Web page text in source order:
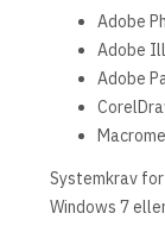
Adobe
Adobe
Adobe
Systemkrav
Windows 7